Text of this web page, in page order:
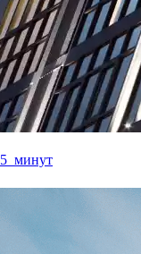
5 минут